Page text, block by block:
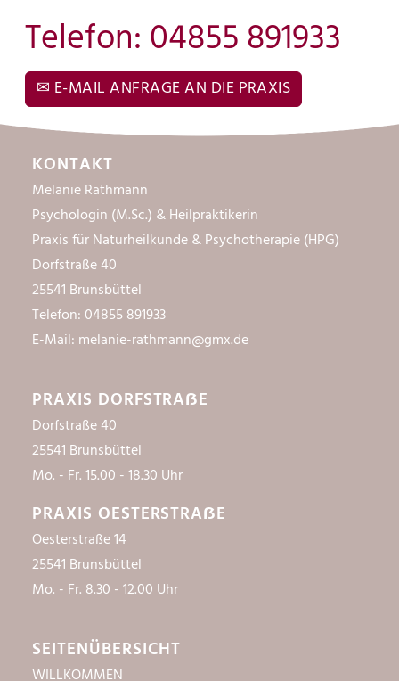
Telefon: 04855 891933
✉ E-MAIL ANFRAGE AN DIE PRAXIS
KONTAKT
Melanie Rathmann
Psychologin (M.Sc.) & Heilpraktikerin
Praxis für Naturheilkunde & Psychotherapie (HPG)
Dorfstraße 40
25541 Brunsbüttel
Telefon: 04855 891933
E-Mail: melanie-rathmann@gmx.de
PRAXIS DORFSTRAẞE
Dorfstraße 40
25541 Brunsbüttel
Mo. - Fr. 15.00 - 18.30 Uhr
PRAXIS OESTERSTRAẞE
Oesterstraße 14
25541 Brunsbüttel
Mo. - Fr. 8.30 - 12.00 Uhr
SEITEN­ÜBERSICHT
WILLKOMMEN